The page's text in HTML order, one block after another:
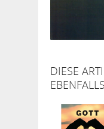
DIESE